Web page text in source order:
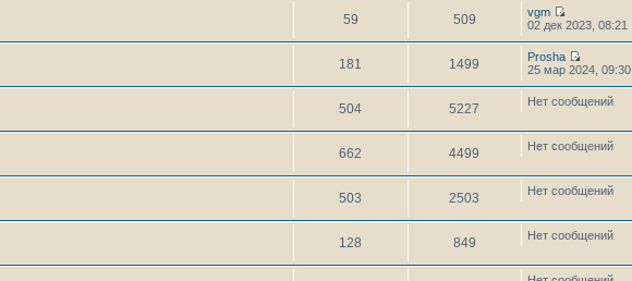
59 509
vgm
02 дек 2023, 08:21
181 1499
Prosha
25 мар 2024, 09:30
504 5227 Нет сообщений
662 4499 Нет сообщений
503 2503 Нет сообщений
128 849 Нет сообщений